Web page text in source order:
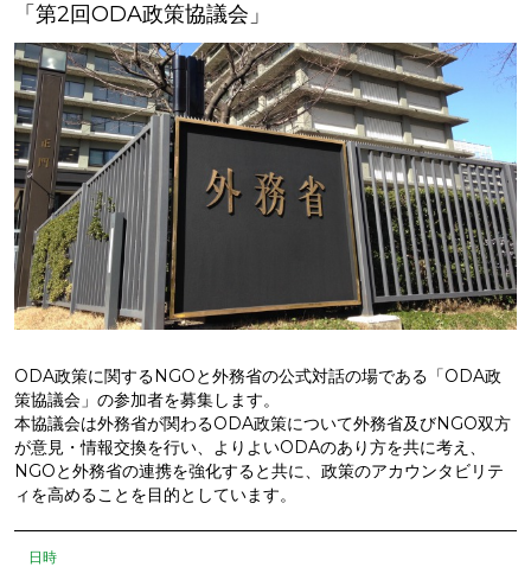
「第2回ODA政策協議会」
ODA政策に関するNGOと外務省の公式対話の場である「ODA政
策協議会」の参加者を募集します。
本協議会は外務省が関わるODA政策について外務省及びNGO双方
が意見・情報交換を行い、よりよいODAのあり方を共に考え、
NGOと外務省の連携を強化すると共に、政策のアカウンタビリテ
ィを高めることを目的としています。
日時